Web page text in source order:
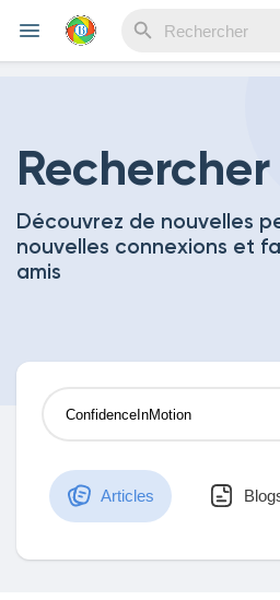
Découvrir Evènements
Découvrir Blogs
Mes Articles
Rechercher
Découvrez de nouvelles
nouvelles connexions et
amis
Articles